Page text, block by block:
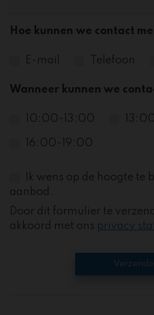
Hoe kunnen we contact
E-mail Telefoon
Wanneer kunnen we
10:00-13:00
16:00-19:00
Ik wens op de hoogte te
aanbod.
Door dit formulier te
akkoord met ons privacy